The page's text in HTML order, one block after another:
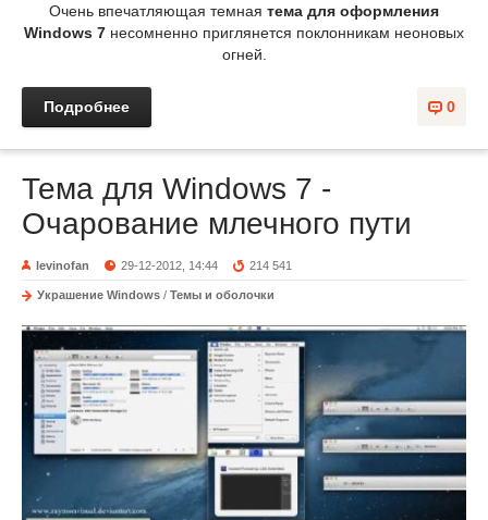
Очень впечатляющая темная тема для оформления
Windows 7 несомненно приглянется поклонникам неоновых
огней.
0
Подробнее
Тема для Windows 7 -
Очарование млечного пути
levinofan 29-12-2012, 14:44 214 541
Украшение Windows / Темы и оболочки